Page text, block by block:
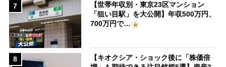
7
【世帯年収別・東京23区マンション
「狙い目駅」を大公開】年収500万円、
700万円で…
8
【キオクシア・ショック後に「株価倍